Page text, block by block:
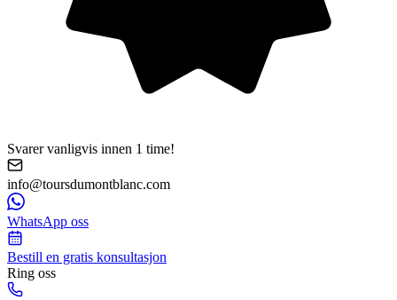
Svarer vanligvis innen 1 time!
info@toursdumontblanc.com
WhatsApp oss
Bestill en gratis konsultasjon
Ring oss